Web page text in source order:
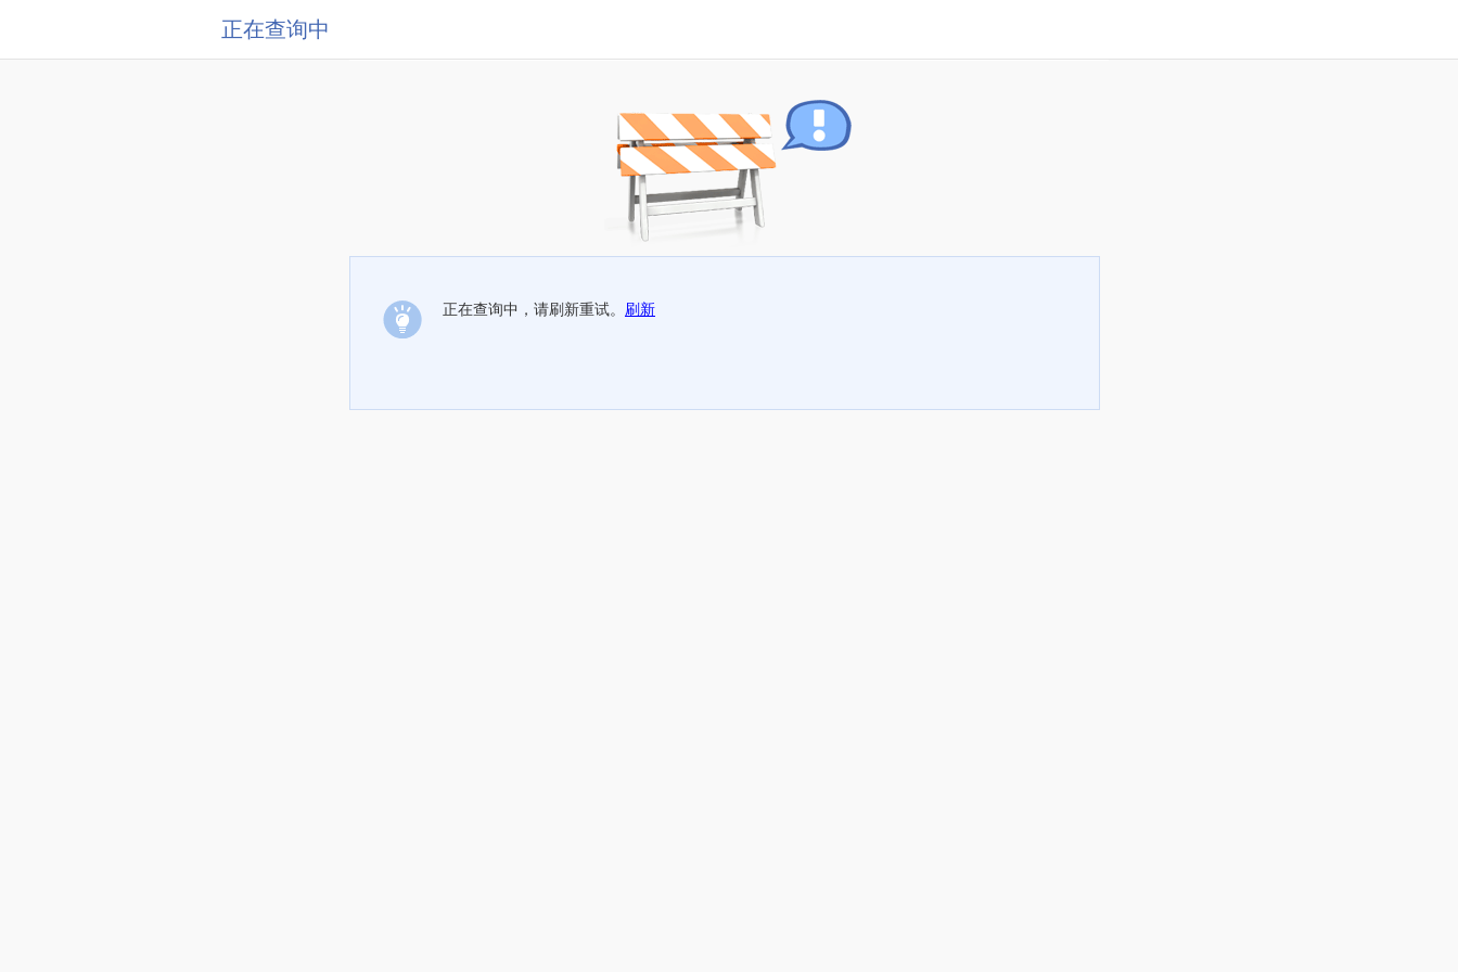
正在查询中
正在查询中，请刷新重试。 刷新